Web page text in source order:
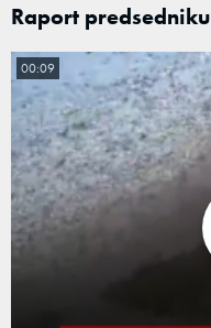
Raport predsedniku
00:09